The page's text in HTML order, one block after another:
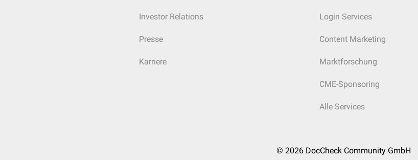
Investor Relations
Presse
Karriere
Login Services
Content Marketing
Marktforschung
CME-Sponsoring
Alle Services
© 2026 DocCheck Community GmbH